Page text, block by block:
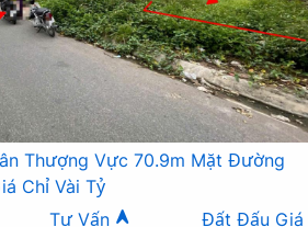
Thượng Vực 70.9m Mặt Đường
Chỉ Vài Tỷ
Tư Vấn
Đất Đấu Giá